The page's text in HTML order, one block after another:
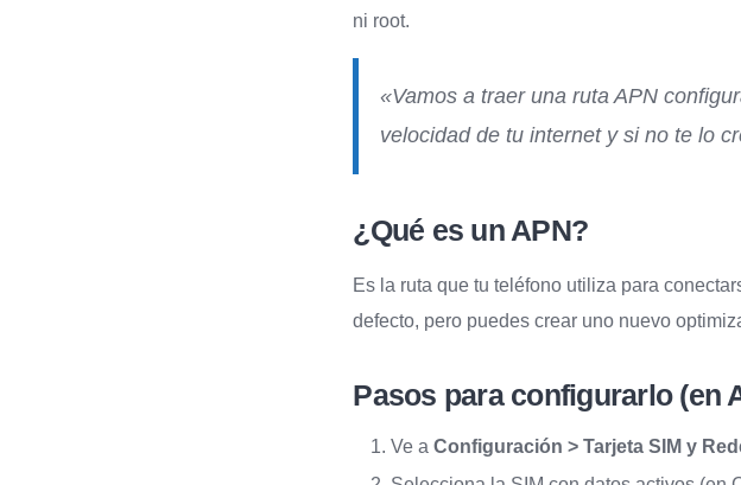
ni root.
«Vamos a traer una ruta APN
velocidad de tu internet y si no te lo
¿Qué es un APN?
Es la ruta que tu teléfono utiliza para
defecto, pero puedes crear uno nuevo
Pasos para configurarlo (en
Ve aConfiguración > Tarjeta SIM y